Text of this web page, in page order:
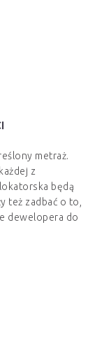
metraż.
z
będą
też zadbać o to,
dewelopera do